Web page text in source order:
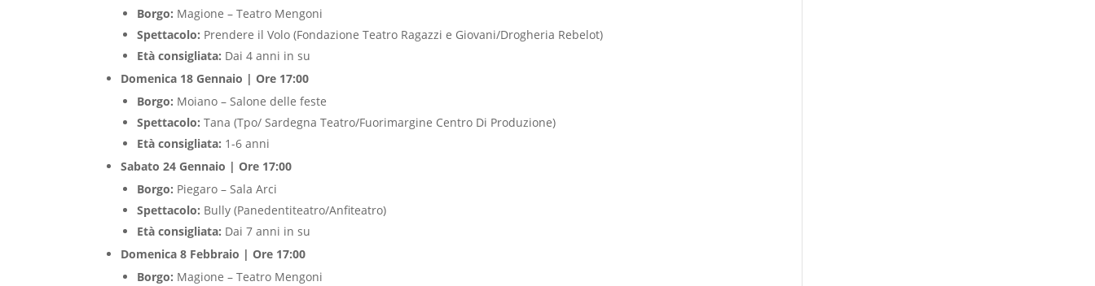
Borgo: Magione – Teatro Mengoni
Spettacolo: Prendere il Volo (Fondazione Teatro Ragazzi e Giovani/Drogheria Rebelot)
Età consigliata: Dai 4 anni in su
Domenica 18 Gennaio | Ore 17:00
Borgo: Moiano – Salone delle feste
Spettacolo:Tana (Tpo/ Sardegna Teatro/Fuorimargine Centro Di Produzione)
Età consigliata: 1-6 anni
Sabato 24 Gennaio | Ore 17:00
Borgo: Piegaro – Sala Arci
Spettacolo: Bully (Panedentiteatro/Anfiteatro)
Età consigliata: Dai 7 anni in su
Domenica 8 Febbraio | Ore 17:00
Borgo: Magione – Teatro Mengoni